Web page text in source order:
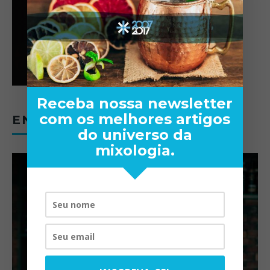
ENTREVISTAS
Receba nossa newsletter
com os melhores artigos
do universo da
mixologia.